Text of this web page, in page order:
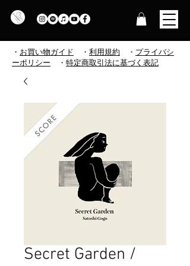
・ お買い物ガイド ・ 利用規約 ・ プライバシ
ーポリシー
・ 特定商取引法に基づく表記
Secret Garden /